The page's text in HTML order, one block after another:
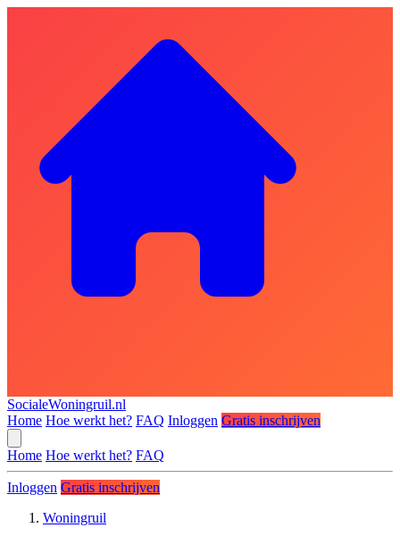
SocialeWoningruil.nl
Home Hoe werkt het? FAQ Inloggen Gratis inschrijven
Home Hoe werkt het? FAQ
Inloggen Gratis inschrijven
Woningruil